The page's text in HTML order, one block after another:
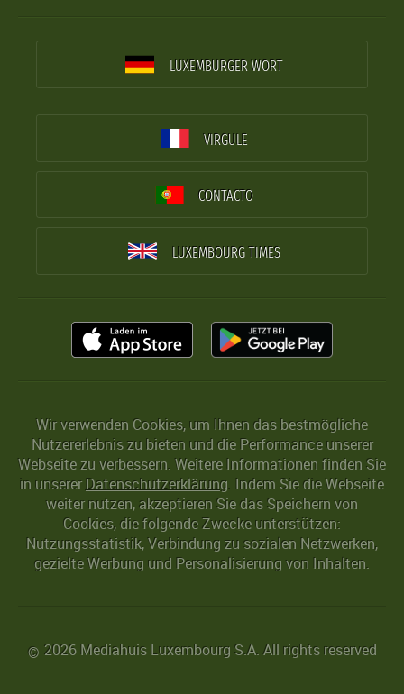
LUXEMBURGER WORT
VIRGULE
CONTACTO
LUXEMBOURG TIMES
Wir verwenden Cookies, um Ihnen das bestmögliche
Nutzererlebnis zu bieten und die Performance unserer
Webseite zu verbessern. Weitere Informationen finden Sie
in unserer Datenschutzerklärung. Indem Sie die Webseite
weiter nutzen, akzeptieren Sie das Speichern von
Cookies, die folgende Zwecke unterstützen:
Nutzungsstatistik, Verbindung zu sozialen Netzwerken,
gezielte Werbung und Personalisierung von Inhalten.
© 2026 Mediahuis Luxembourg S.A. All rights reserved